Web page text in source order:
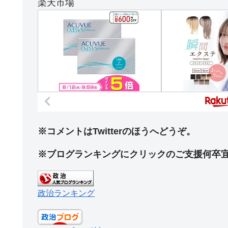
楽天市場
※コメントはTwitterのほうへどうぞ。
※ブログランキングにクリックのご支援何卒
政治ランキング